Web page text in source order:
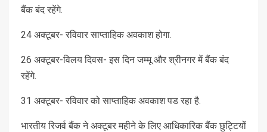
बैंक बंद रहेंगे.
24 अक्टूबर- रविवार साप्ताहिक अवकाश होगा.
26 अक्टूबर-विलय दिवस- इस दिन जम्मू और श्रीनगर में बैंक बंद
रहेंगे.
31 अक्टूबर- रविवार को साप्ताहिक अवकाश पड रहा है.
भारतीय रिजर्व बैंक ने अक्टूबर महीने के लिए आधिकारिक बैंक छुट्टियों